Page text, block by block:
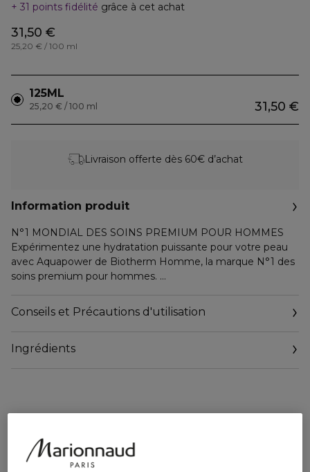
31 points fidélité grâce à cet achat
31,50 €
25,20 € / 100 ml
125ML
31,50 €
25,20 € / 100 ml
Livraison offerte dès 60€ d’achat
Information produit
N°1 MONDIAL DES SOINS PREMIUM POUR HOMMES
Expérimentez une hydratation puissante pour votre peau
avec Aquapower de Biotherm Homme, la marque N°1 des
soins premium pour hommes.
EXPERT PURIFIANT & PROTECTEUR
Aquapower Cleanser est un nettoyant double action pour
rafraîchissant et en renforçant votre peau au quotidien.
EMBALLAGE ÉCO-CONÇU
Dans le cadre de notre engagement, votre produit est
Conseils et Précautions d'utilisation
Ingrédients